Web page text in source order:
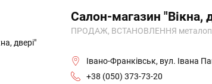
Салон-магазин "Вікна,
ПРОДАЖ, ВСТАНОВЛЕННЯ
Івано-Франківськ, вул. Івана
+38 (050) 373-73-20